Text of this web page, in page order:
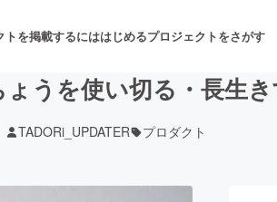
トを掲載するにははじめるプロジェクトをさがす
うを使い切る・長生
TADORi_UPDATER プロダクト